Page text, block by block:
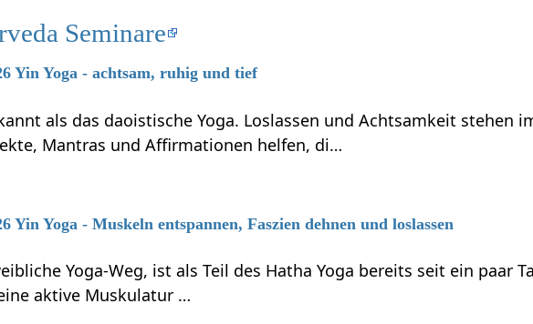
Seminare
Yin Yoga - achtsam, ruhig und tief
als das daoistische Yoga. Loslassen und Achtsamkeit stehen
Mantras und Affirmationen helfen, di…
Yin Yoga - Muskeln entspannen, Faszien dehnen und loslassen
Yoga-Weg, ist als Teil des Hatha Yoga bereits seit ein paar
aktive Muskulatur …